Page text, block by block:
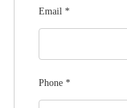
Email *
Phone *